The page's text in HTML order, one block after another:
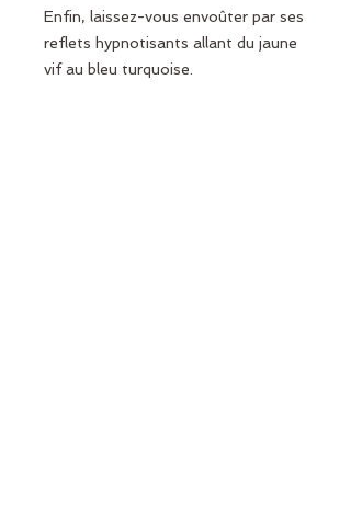
Enfin, laissez-vous envoûter par ses
reflets hypnotisants allant du jaune
vif au bleu turquoise.